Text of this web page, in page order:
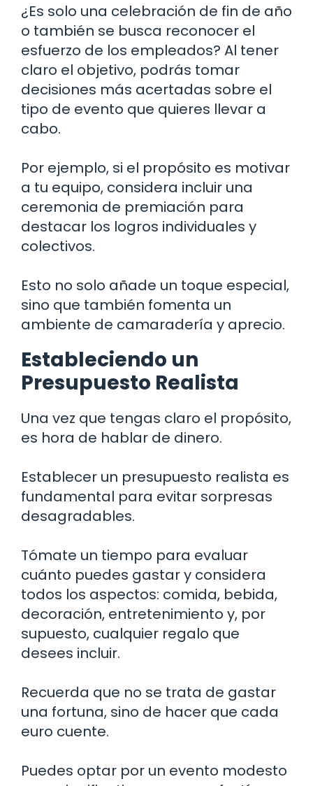
¿Es solo una celebración de fin de año
o también se busca reconocer el
esfuerzo de los empleados? Al tener
claro el objetivo, podrás tomar
decisiones más acertadas sobre el
tipo de evento que quieres llevar a
cabo.
Por ejemplo, si el propósito es motivar
a tu equipo, considera incluir una
ceremonia de premiación para
destacar los logros individuales y
colectivos.
Esto no solo añade un toque especial,
sino que también fomenta un
ambiente de camaradería y aprecio.
Estableciendo un
Presupuesto Realista
Una vez que tengas claro el propósito,
es hora de hablar de dinero.
Establecer un presupuesto realista es
fundamental para evitar sorpresas
desagradables.
Tómate un tiempo para evaluar
cuánto puedes gastar y considera
todos los aspectos: comida, bebida,
decoración, entretenimiento y, por
supuesto, cualquier regalo que
desees incluir.
Recuerda que no se trata de gastar
una fortuna, sino de hacer que cada
euro cuente.
Puedes optar por un evento modesto